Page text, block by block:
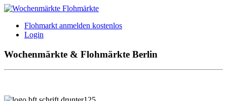
Flohmarkt anmelden kostenlos
Login
Wochenmärkte & Flohmärkte Berlin